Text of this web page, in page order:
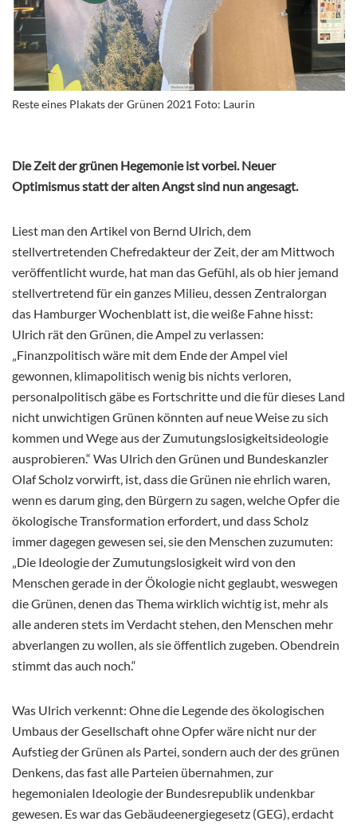
Reste eines Plakats der Grünen 2021 Foto: Laurin
Die Zeit der grünen Hegemonie ist vorbei. Neuer
Optimismus statt der alten Angst sind nun angesagt.
Liest man den Artikel von Bernd Ulrich, dem
stellvertretenden Chefredakteur der Zeit, der am Mittwoch
veröffentlicht wurde, hat man das Gefühl, als ob hier jemand
stellvertretend für ein ganzes Milieu, dessen Zentralorgan
das Hamburger Wochenblatt ist, die weiße Fahne hisst:
Ulrich rät den Grünen, die Ampel zu verlassen:
„Finanzpolitisch wäre mit dem Ende der Ampel viel
gewonnen, klimapolitisch wenig bis nichts verloren,
personalpolitisch gäbe es Fortschritte und die für dieses Land
nicht unwichtigen Grünen könnten auf neue Weise zu sich
kommen und Wege aus der Zumutungslosigkeitsideologie
ausprobieren.“ Was Ulrich den Grünen und Bundeskanzler
Olaf Scholz vorwirft, ist, dass die Grünen nie ehrlich waren,
wenn es darum ging, den Bürgern zu sagen, welche Opfer die
ökologische Transformation erfordert, und dass Scholz
immer dagegen gewesen sei, sie den Menschen zuzumuten:
„Die Ideologie der Zumutungslosigkeit wird von den
Menschen gerade in der Ökologie nicht geglaubt, weswegen
die Grünen, denen das Thema wirklich wichtig ist, mehr als
alle anderen stets im Verdacht stehen, den Menschen mehr
abverlangen zu wollen, als sie öffentlich zugeben. Obendrein
stimmt das auch noch.“
Was Ulrich verkennt: Ohne die Legende des ökologischen
Umbaus der Gesellschaft ohne Opfer wäre nicht nur der
Aufstieg der Grünen als Partei, sondern auch der des grünen
Denkens, das fast alle Parteien übernahmen, zur
hegemonialen Ideologie der Bundesrepublik undenkbar
gewesen. Es war das Gebäudeenergiegesetz (GEG), erdacht